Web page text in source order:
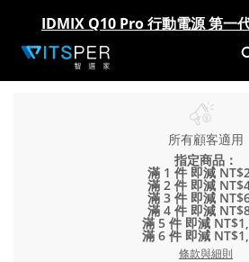
IDMIX Q10 Pro 行動電源 第一
爸氣科技禮物節!精選科技好物
IDMIX Q10 Pro 行動電源 第一
爸氣科技禮物節!精選科技好物
所有顧客適用
指定商品：
滿 1 件 即減
滿 2 件 即減
滿 3 件 即減
滿 4 件 即減
滿 5 件 即減
滿 6 件 即減
條款與細則